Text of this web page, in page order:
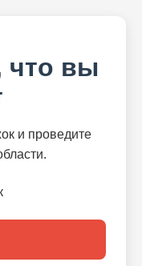
что вы
и проведите